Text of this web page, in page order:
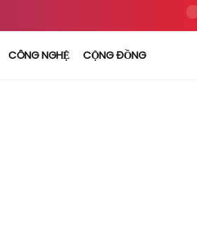
CÔNG NGHỆ CỘNG ĐỒNG